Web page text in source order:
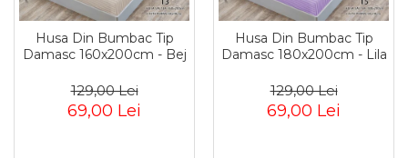
Husa Din Bumbac Tip
Damasc 160x200cm - Bej
129,00 Lei
69,00 Lei
Husa Din Bumbac Tip
Damasc 180x200cm - Lila
129,00 Lei
69,00 Lei